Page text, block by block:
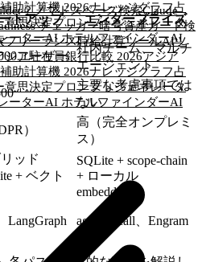
助計算機 2026ナレッジグラフ占
意思決定プロンプトジェネレータ
ーターAI ホテルファインダーAI
？ノマドスペース検索Claude
チェッカー暗号資産カード検
フリーランス時給計算ツールAIツ
ジア駐在員銀行比較 2026アジア
助計算機 2026ナレッジグラフ占
意思決定プロンプトジェネレータ
ーターAI ホテルファインダーAI
トアップ エンタープライズ
ユーザー
社内チーム、マルチ
エージェント
主要な考慮事項では
ない
）
高（完全オンプレミ
ス）
ッド
+ ベクト
SQLite + scope-chain
+ ローカル
embedding
LangGraph agent-recall、Engram